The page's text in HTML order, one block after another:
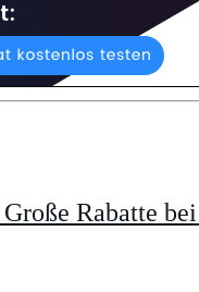
Rabatte